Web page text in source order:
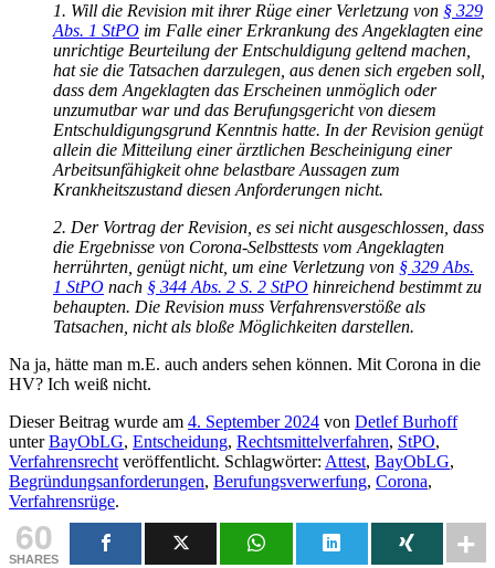
1. Will die Revision mit ihrer Rüge einer Verletzung von § 329
Abs. 1 StPO im Falle einer Erkrankung des Angeklagten eine
unrichtige Beurteilung der Entschuldigung geltend machen,
hat sie die Tatsachen darzulegen, aus denen sich ergeben soll,
dass dem Angeklagten das Erscheinen unmöglich oder
unzumutbar war und das Berufungsgericht von diesem
Entschuldigungsgrund Kenntnis hatte. In der Revision genügt
allein die Mitteilung einer ärztlichen Bescheinigung einer
Arbeitsunfähigkeit ohne belastbare Aussagen zum
Krankheitszustand diesen Anforderungen nicht.
2. Der Vortrag der Revision, es sei nicht ausgeschlossen, dass
die Ergebnisse von Corona-Selbsttests vom Angeklagten
herrührten, genügt nicht, um eine Verletzung von § 329 Abs.
1 StPO nach § 344 Abs. 2 S. 2 StPO hinreichend bestimmt zu
behaupten. Die Revision muss Verfahrensverstöße als
Tatsachen, nicht als bloße Möglichkeiten darstellen.
Na ja, hätte man m.E. auch anders sehen können. Mit Corona in die
HV? Ich weiß nicht.
Dieser Beitrag wurde am 4. September 2024 von Detlef Burhoff
unterBayObLG, Entscheidung, Rechtsmittelverfahren, StPO,
Verfahrensrecht veröffentlicht. Schlagwörter: Attest, BayObLG,
Begründungsanforderungen, Berufungsverwerfung, Corona,
Verfahrensrüge.
60
SHARES